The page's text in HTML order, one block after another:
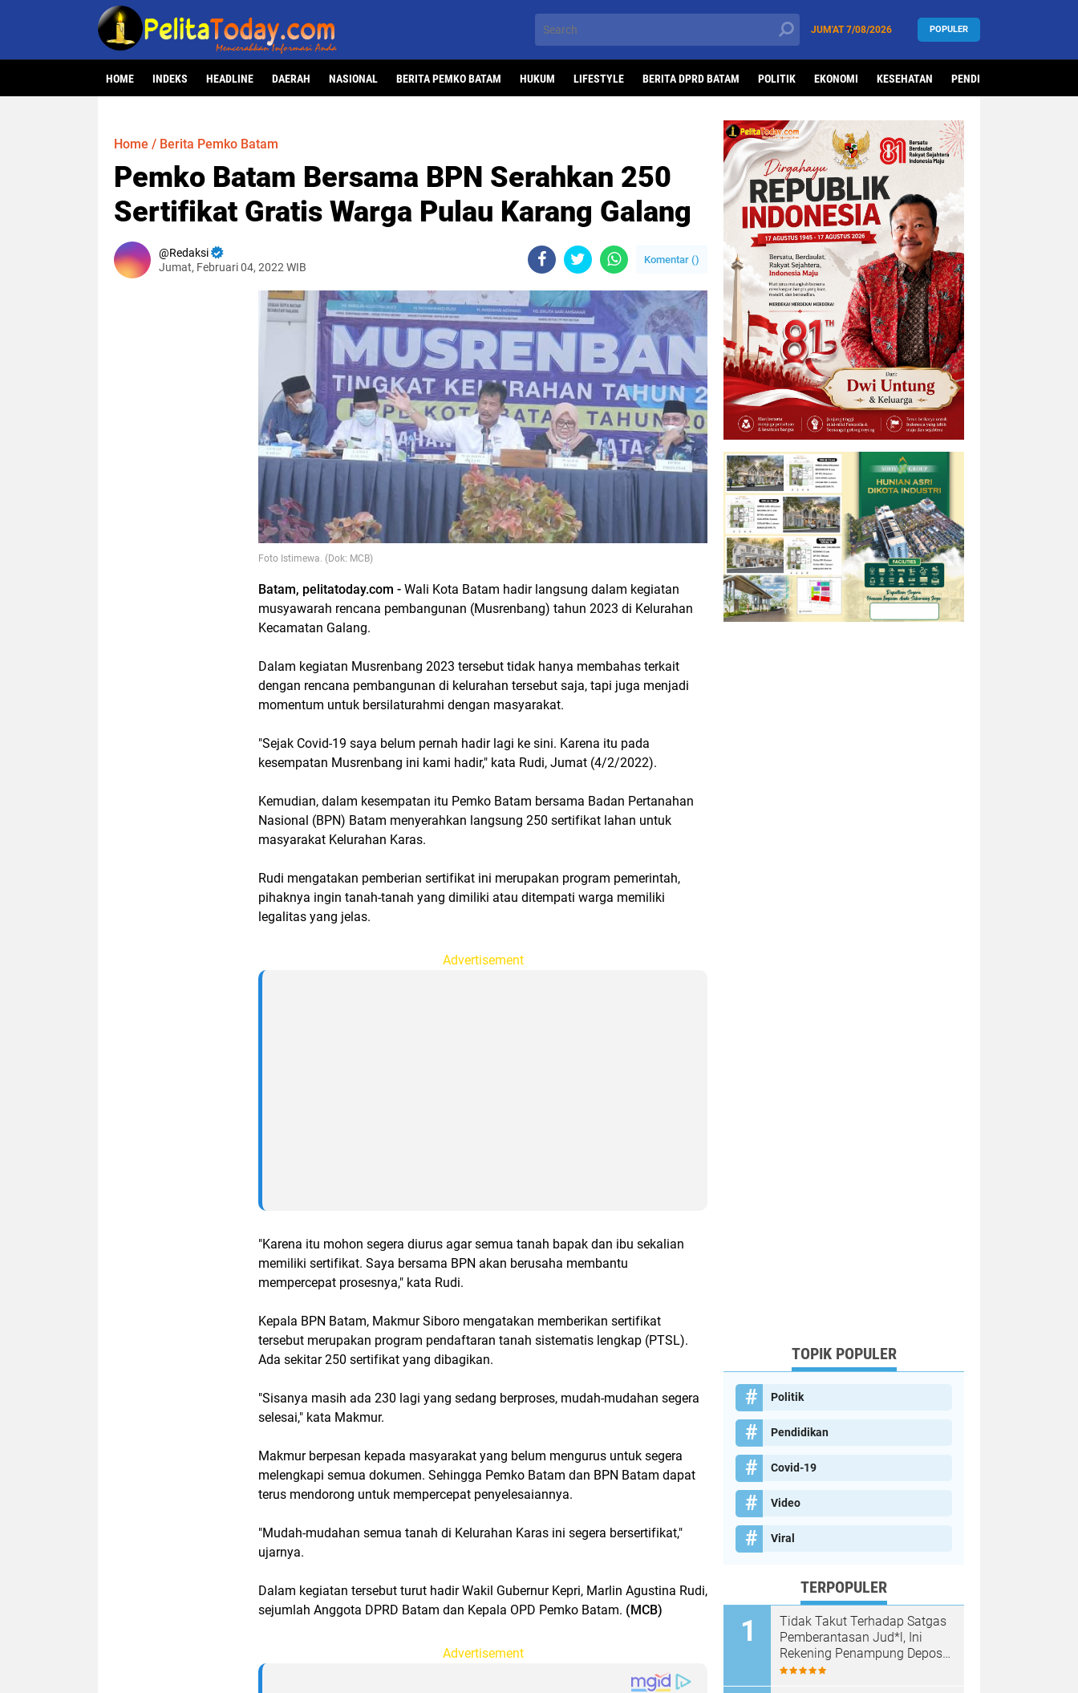
JUM'AT7/08/2026 POPULER
HOME INDEKS HEADLINE DAERAH NASIONAL BERITA PEMKO BATAM HUKUM LIFESTYLE BERITA DPRD BATAM POLITIK EKONOMI KESEHATAN PENDIDIKAN
Home / Berita Pemko Batam
Pemko Batam Bersama BPN Serahkan 250
Sertifikat Gratis Warga Pulau Karang Galang
Redaksi
Jumat, Februari 04, 2022 WIB
Komentar ()
Foto Istimewa. (Dok: MCB)
Batam, pelitatoday.com - Wali Kota Batam hadir langsung dalam kegiatan
musyawarah rencana pembangunan (Musrenbang) tahun 2023 di Kelurahan
Kecamatan Galang.
Dalam kegiatan Musrenbang 2023 tersebut tidak hanya membahas terkait
dengan rencana pembangunan di kelurahan tersebut saja, tapi juga menjadi
momentum untuk bersilaturahmi dengan masyarakat.
"Sejak Covid-19 saya belum pernah hadir lagi ke sini. Karena itu pada
kesempatan Musrenbang ini kami hadir," kata Rudi, Jumat (4/2/2022).
Kemudian, dalam kesempatan itu Pemko Batam bersama Badan Pertanahan
Nasional (BPN) Batam menyerahkan langsung 250 sertifikat lahan untuk
masyarakat Kelurahan Karas.
Rudi mengatakan pemberian sertifikat ini merupakan program pemerintah,
pihaknya ingin tanah-tanah yang dimiliki atau ditempati warga memiliki
legalitas yang jelas.
Advertisement
"Karena itu mohon segera diurus agar semua tanah bapak dan ibu sekalian
memiliki sertifikat. Saya bersama BPN akan berusaha membantu
mempercepat prosesnya," kata Rudi.
Kepala BPN Batam, Makmur Siboro mengatakan memberikan sertifikat
tersebut merupakan program pendaftaran tanah sistematis lengkap (PTSL).
Ada sekitar 250 sertifikat yang dibagikan.
"Sisanya masih ada 230 lagi yang sedang berproses, mudah-mudahan segera
selesai," kata Makmur.
Makmur berpesan kepada masyarakat yang belum mengurus untuk segera
melengkapi semua dokumen. Sehingga Pemko Batam dan BPN Batam dapat
terus mendorong untuk mempercepat penyelesaiannya.
"Mudah-mudahan semua tanah di Kelurahan Karas ini segera bersertifikat,"
ujarnya.
Dalam kegiatan tersebut turut hadir Wakil Gubernur Kepri, Marlin Agustina Rudi,
sejumlah Anggota DPRD Batam dan Kepala OPD Pemko Batam. (MCB)
Advertisement
TOPIK POPULER
Politik
Pendidikan
Covid-19
Video
Viral
TERPOPULER
Tidak Takut Terhadap Satgas
Pemberantasan Jud*l, Ini
Rekening Penampung Deposit
di Situs MENARA4D